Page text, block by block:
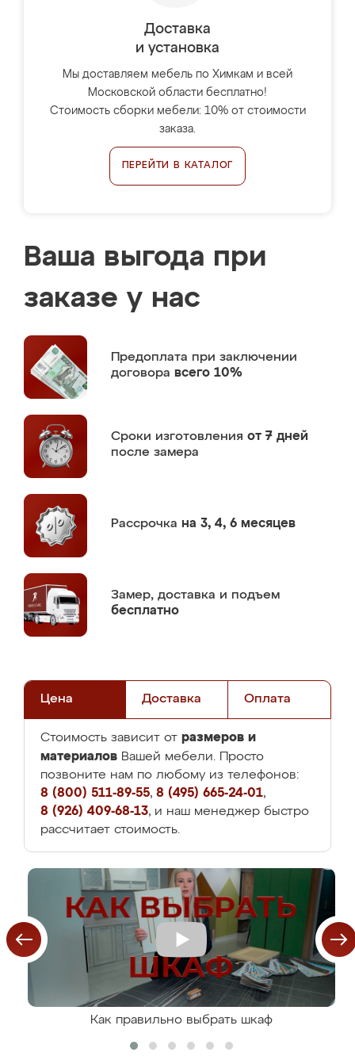
Доставка
и установка
Мы доставляем мебель по Химкам и всей
Московской области бесплатно!
Стоимость сборки мебели: 10% от стоимости
заказа.
ПЕРЕЙТИ В КАТАЛОГ
Ваша выгода при
заказе у нас
Предоплата при заключении
договора всего 10%
Сроки изготовления от 7 дней
после замера
Рассрочка на 3, 4, 6 месяцев
Замер, доставка и подъем
бесплатно
Цена Доставка Оплата
Стоимость зависит от размеров и
материалов Вашей мебели. Просто
позвоните нам по любому из телефонов:
8 (800) 511-89-55, 8 (495) 665-24-01,
8 (926) 409-68-13, и наш менеджер быстро
рассчитает стоимость.
Как правильно выбрать шкаф